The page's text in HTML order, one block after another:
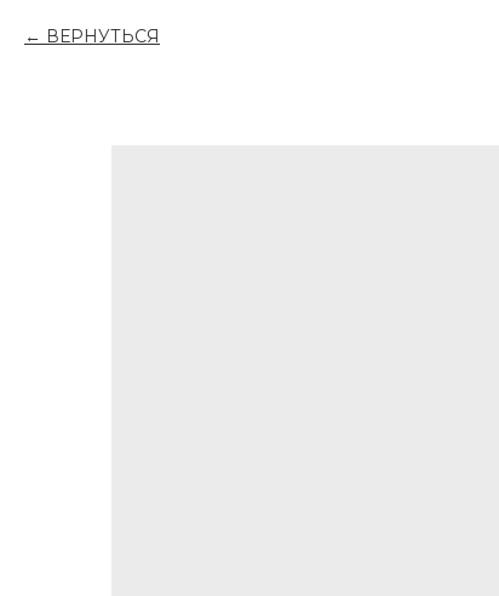
ВЕРНУТЬСЯ